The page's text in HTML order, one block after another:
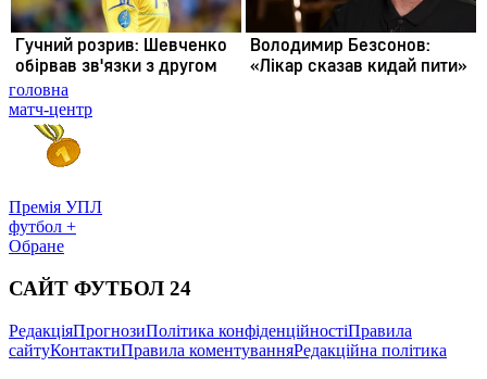
головна
матч-центр
Премія УПЛ
футбол +
Обране
САЙТ ФУТБОЛ 24
РедакціяПрогнозиПолітика конфіденційностіПравила
сайтуКонтактиПравила коментуванняРедакційна політика